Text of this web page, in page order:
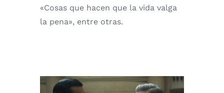
«Cosas que hacen que la vida valga
la pena», entre otras.